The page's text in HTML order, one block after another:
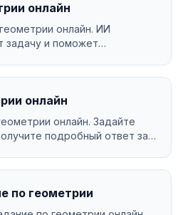
онлайн
онлайн. ИИ
задачу и поможет
онлайн
онлайн. Задайте
подробный ответ за
по геометрии